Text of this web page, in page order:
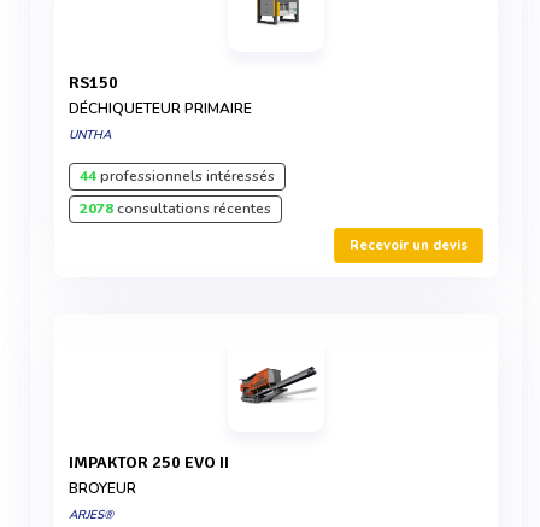
RS150
DÉCHIQUETEUR PRIMAIRE
UNTHA
44professionnels intéressés
2078consultations récentes
Recevoir un devis
IMPAKTOR 250 EVO II
BROYEUR
ARJES®